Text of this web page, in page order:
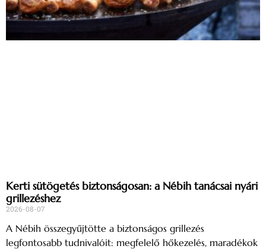
Kerti sütögetés biztonságosan: a Nébih tanácsai nyári
grillezéshez
2026-08-07
A Nébih összegyűjtötte a biztonságos grillezés
legfontosabb tudnivalóit: megfelelő hőkezelés, maradékok